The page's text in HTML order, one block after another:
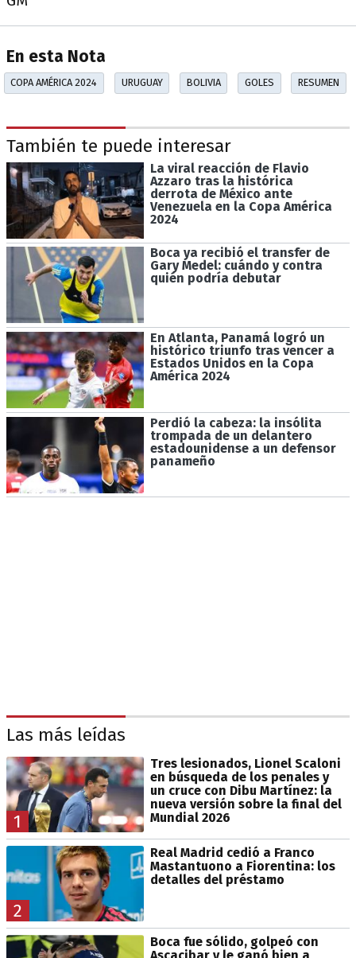
En esta Nota
COPA AMÉRICA 2024 URUGUAY BOLIVIA GOLES RESUMEN
También te puede interesar
La viral reacción de Flavio
Azzaro tras la histórica
derrota de México ante
Venezuela en la Copa América
2024
Boca ya recibió el transfer de
Gary Medel: cuándo y contra
quién podría debutar
En Atlanta, Panamá logró un
histórico triunfo tras vencer a
Estados Unidos en la Copa
América 2024
Perdió la cabeza: la insólita
trompada de un delantero
estadounidense a un defensor
panameño
Las más leídas
1
Tres lesionados, Lionel Scaloni
en búsqueda de los penales y
un cruce con Dibu Martínez: la
nueva versión sobre la final del
Mundial 2026
2
Real Madrid cedió a Franco
Mastantuono a Fiorentina: los
detalles del préstamo
Boca fue sólido, golpeó con